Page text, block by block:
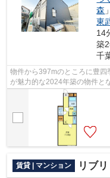
森
東
14
築
千
物件から397mのところに豊四
が魅力的な2024年築の物件と
ートです。根強いニーズを誇る
賃貸 | マンション リブ